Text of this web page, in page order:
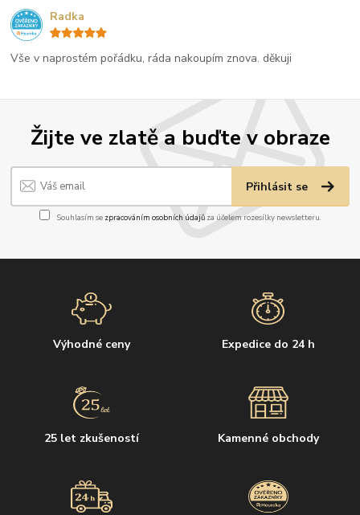
Žijte ve zlatě a buďte v obraze
Přihlásit se
Souhlasím se zpracováním osobních údajůza účelem rozesílky newsletteru.
Výhodné ceny Expedice do 24 h
25 let zkušeností Kamenné obchody
Vše v naprostém pořádku, ráda nakoupím znova. děkuji
Radka